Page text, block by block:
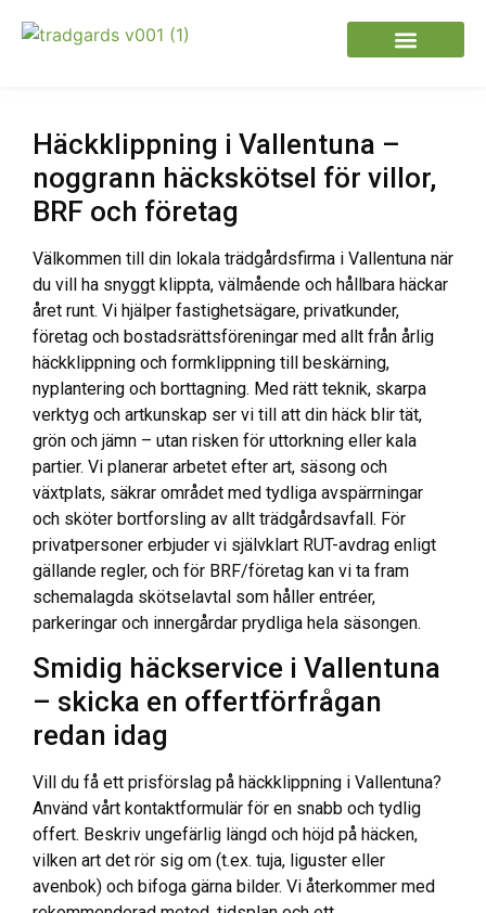
Häckklippning i Vallentuna –
noggrann häckskötsel för villor,
BRF och företag
Välkommen till din lokala trädgårdsfirma i Vallentuna när
du vill ha snyggt klippta, välmående och hållbara häckar
året runt. Vi hjälper fastighetsägare, privatkunder,
företag och bostadsrättsföreningar med allt från årlig
häckklippning och formklippning till beskärning,
nyplantering och borttagning. Med rätt teknik, skarpa
verktyg och artkunskap ser vi till att din häck blir tät,
grön och jämn – utan risken för uttorkning eller kala
partier. Vi planerar arbetet efter art, säsong och
växtplats, säkrar området med tydliga avspärrningar
och sköter bortforsling av allt trädgårdsavfall. För
privatpersoner erbjuder vi självklart RUT-avdrag enligt
gällande regler, och för BRF/företag kan vi ta fram
schemalagda skötselavtal som håller entréer,
parkeringar och innergårdar prydliga hela säsongen.
Smidig häckservice i Vallentuna
– skicka en offertförfrågan
redan idag
Vill du få ett prisförslag på häckklippning i Vallentuna?
Använd vårt kontaktformulär för en snabb och tydlig
offert. Beskriv ungefärlig längd och höjd på häcken,
vilken art det rör sig om (t.ex. tuja, liguster eller
avenbok) och bifoga gärna bilder. Vi återkommer med